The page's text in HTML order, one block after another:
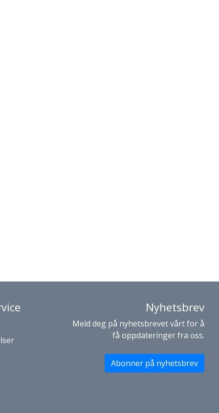
Nyhetsbrev
Meld deg på nyhetsbrevet vårt for å
få oppdateringer fra oss.
Abonner på nyhetsbrev